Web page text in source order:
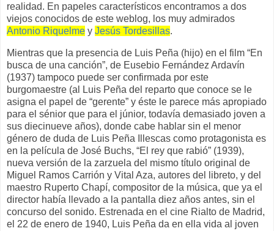
realidad. En papeles característicos encontramos a dos
viejos conocidos de este weblog, los muy admirados
Antonio Riquelme y Jesús Tordesillas.
Mientras que la presencia de Luis Peña (hijo) en el film “En
busca de una canción”, de Eusebio Fernández Ardavín
(1937) tampoco puede ser confirmada por este
burgomaestre (al Luis Peña del reparto que conoce se le
asigna el papel de “gerente” y éste le parece más apropiado
para el sénior que para el júnior, todavía demasiado joven a
sus diecinueve años), donde cabe hablar sin el menor
género de duda de Luis Peña Illescas como protagonista es
en la película de José Buchs, “El rey que rabió” (1939),
nueva versión de la zarzuela del mismo título original de
Miguel Ramos Carrión y Vital Aza, autores del libreto, y del
maestro Ruperto Chapí, compositor de la música, que ya el
director había llevado a la pantalla diez años antes, sin el
concurso del sonido. Estrenada en el cine Rialto de Madrid,
el 22 de enero de 1940, Luis Peña da en ella vida al joven